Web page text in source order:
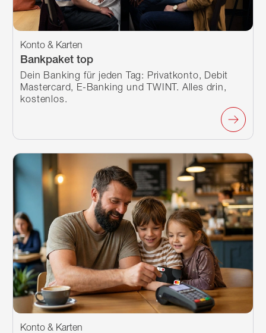
Bankpaket top
Konto & Karten
Dein Banking für jeden Tag: Privatkonto, Debit
Mastercard, E-Banking und TWINT. Alles drin,
kostenlos.
Konto & Karten
Mehr erfahren